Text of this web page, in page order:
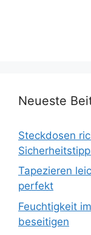
Neueste
Steckdosen
Tapezieren
perfekt
Feuchtigkeit
beseitigen